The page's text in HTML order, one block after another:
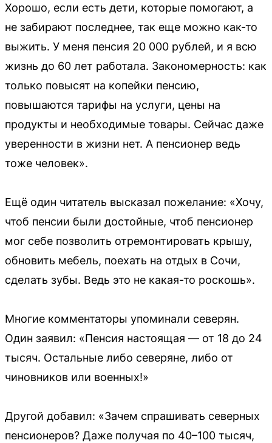
Хорошо, если есть дети, которые помогают, а
не забирают последнее, так еще можно как-то
выжить. У меня пенсия 20 000 рублей, и я всю
жизнь до 60 лет работала. Закономерность: как
только повысят на копейки пенсию,
повышаются тарифы на услуги, цены на
продукты и необходимые товары. Сейчас даже
уверенности в жизни нет. А пенсионер ведь
тоже человек».
Ещё один читатель высказал пожелание: «Хочу,
чтоб пенсии были достойные, чтоб пенсионер
мог себе позволить отремонтировать крышу,
обновить мебель, поехать на отдых в Сочи,
сделать зубы. Ведь это не какая-то роскошь».
Многие комментаторы упоминали северян.
Один заявил: «Пенсия настоящая — от 18 до 24
тысяч. Остальные либо северяне, либо от
чиновников или военных!»
Другой добавил: «Зачем спрашивать северных
пенсионеров? Даже получая по 40–100 тысяч,